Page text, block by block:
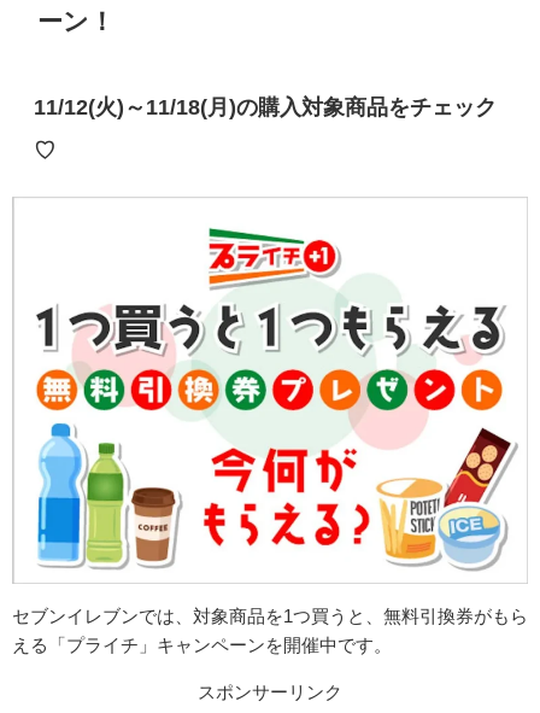
ーン！
11/12(火)～11/18(月)の購入対象商品をチェック
♡
セブンイレブンでは、対象商品を1つ買うと、無料引換券がもら
える「プライチ」キャンペーンを開催中です。
スポンサーリンク